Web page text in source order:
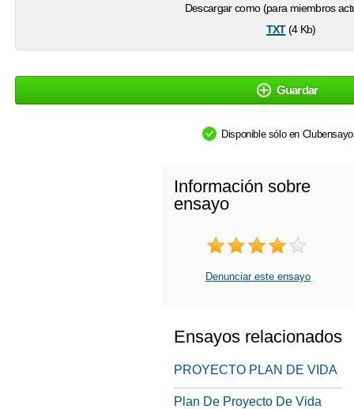
Descargar como (para miembros
txt(4 Kb)
Guardar
Disponible sólo en
Información sobre
ensayo
Denunciar este ensayo
Ensayos relacionados
PROYECTO PLAN DE VIDA
Plan De Proyecto De Vida